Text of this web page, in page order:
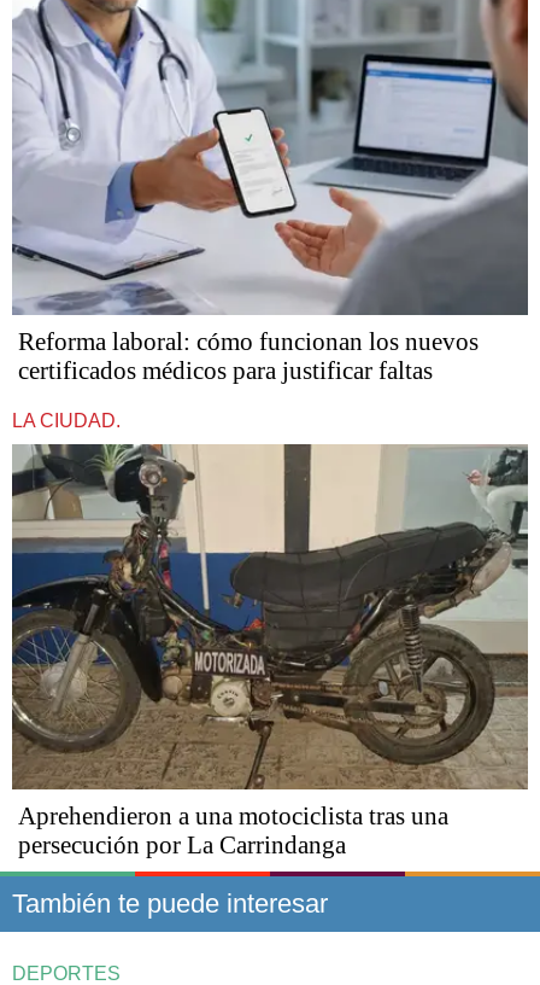
Reforma laboral: cómo funcionan los nuevos
certificados médicos para justificar faltas
LA CIUDAD.
Aprehendieron a una motociclista tras una
persecución por La Carrindanga
También te puede interesar
DEPORTES